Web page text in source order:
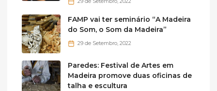
FAMP vai ter seminário “A Madeira
do Som, o Som da Madeira”
29 de Setembro, 2022
Paredes: Festival de Artes em
Madeira promove duas oficinas de
talha e escultura